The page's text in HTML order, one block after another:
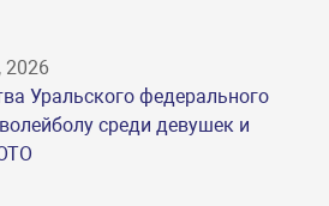
2026
Уральского федерального
среди девушек и